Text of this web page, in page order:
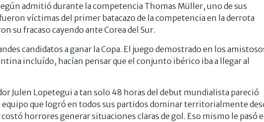
admitió durante la competencia Thomas Müller, uno de sus
víctimas del primer batacazo de la competencia en la derrota
su fracaso cayendo ante Corea del Sur.
candidatos a ganar la Copa. El juego demostrado en los
incluído, hacían pensar que el conjunto ibérico iba a llegar al
Julen Lopetegui a tan solo 48 horas del debut mundialista pareció
equipo que logró en todos sus partidos dominar territorialmente
horrores generar situaciones claras de gol. Eso mismo le pasó